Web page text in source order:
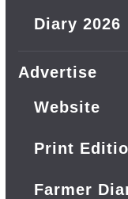
Diary 2026
Advertise
Website
Print
Farmer